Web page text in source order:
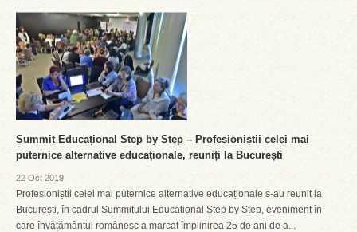
Summit Educațional Step by Step – Profesioniștii celei mai
puternice alternative educaționale, reuniți la București
22 Oct 2019
Profesioniștii celei mai puternice alternative educaționale s-au reunit la
București, în cadrul Summitului Educațional Step by Step, eveniment în
care învățământul românesc a marcat împlinirea 25 de ani de a...